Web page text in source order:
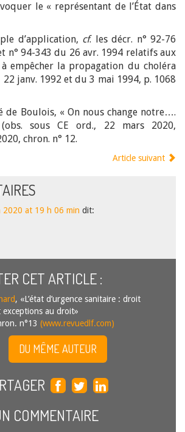
le « représentant de l’État dans
d’application, cf. les décr. n° 92-76
n° 94-343 du 26 avr. 1994 relatifs aux
empêcher la propagation du choléra
22 janv. 1992 et du 3 mai 1994, p. 1068
de Boulois, « On nous change notre….
sous CE ord., 22 mars 2020,
chron. n° 12.
Article suivant
2020 at 19 h 06 min dit:
CET ARTICLE :
, «L’état d’urgence sanitaire : droit
exceptions au droit»
n°13 (www.revuedlf.com)
DU MÊME AUTEUR
COMMENTAIRE